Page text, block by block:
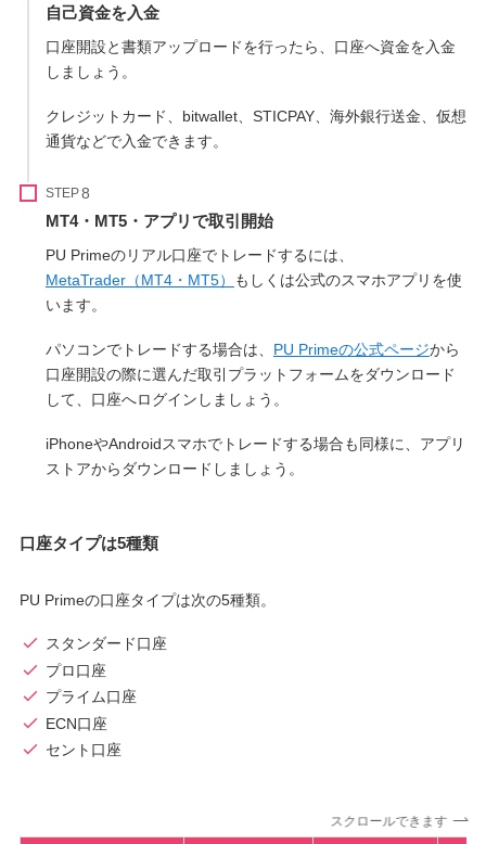
自己資金を入金
口座開設と書類アップロードを行ったら、口座へ資金を入金
しましょう。
クレジットカード、bitwallet、STICPAY、海外銀行送金、仮想
通貨などで入金できます。
STEP
MT4・MT5・アプリで取引開始
PU Primeのリアル口座でトレードするには、
MetaTrader（MT4・MT5）
もしくは公式のスマホアプリを使
います。
パソコンでトレードする場合は、 PU Primeの公式ページから
口座開設の際に選んだ取引プラットフォームをダウンロード
して、口座へログインしましょう。
iPhoneやAndroidスマホでトレードする場合も同様に、アプリ
ストアからダウンロードしましょう。
口座タイプは5種類
PU Primeの口座タイプは次の5種類。
スタンダード口座
プロ口座
プライム口座
ECN口座
セント口座
スクロールできます